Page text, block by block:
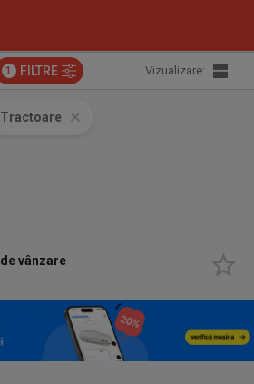
1 FILTRE Vizualizare:
Tractoare
de vânzare